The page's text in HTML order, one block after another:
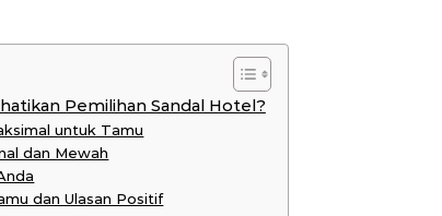
Pemilihan Sandal Hotel?
untuk Tamu
dan Mewah
dan Ulasan Positif